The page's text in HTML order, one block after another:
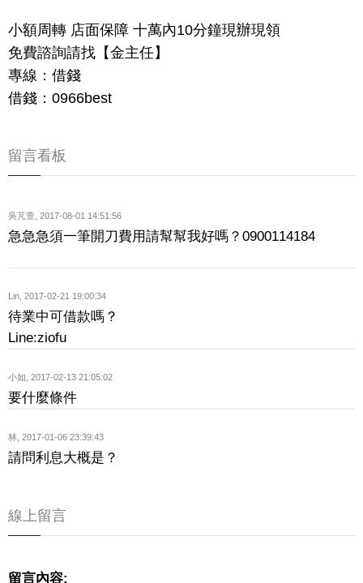
小額周轉 店面保障 十萬內10分鐘現辦現領
免費諮詢請找【金主任】
專線：借錢
借錢：0966best
留言看板
吳芃萱 2017-08-01 14:51:56
急急急須一筆開刀費用請幫幫我好嗎？0900114184
Lin 2017-02-21 19:00:34
待業中可借款嗎？
Line:ziofu
小如 2017-02-13 21:05:02
要什麼條件
林 2017-01-06 23:39:43
請問利息大概是？
線上留言
留言內容: